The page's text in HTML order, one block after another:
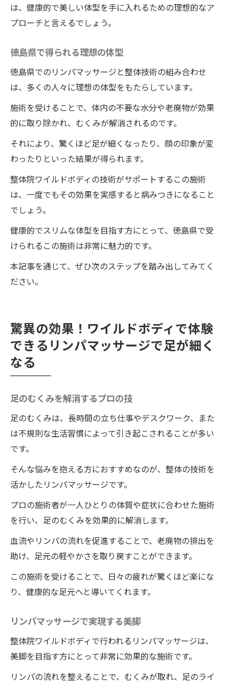
は、健康的で美しい体型を手に入れるための理想的なア
プローチと言えるでしょう。
徳島県で得られる理想の体型
徳島県でのリンパマッサージと整体技術の組み合わせ
は、多くの人々に理想の体型をもたらしています。
施術を受けることで、体内の不要な水分や老廃物が効果
的に取り除かれ、むくみが解消されるのです。
それにより、驚くほど足が細くなったり、顔の印象が変
わったりといった結果が得られます。
整体院ワイルドボディの技術がサポートするこの施術
は、一度でもその効果を実感すると病みつきになること
でしょう。
健康的でスリムな体型を目指す方にとって、徳島県で受
けられるこの施術は非常に魅力的です。
本記事を通じて、ぜひ次のステップを踏み出してみてく
ださい。
驚異の効果！ワイルドボディで体験
できるリンパマッサージで足が細く
なる
足のむくみを解消するプロの技
足のむくみは、長時間の立ち仕事やデスクワーク、また
は不規則な生活習慣によって引き起こされることが多い
です。
そんな悩みを抱える方におすすめなのが、整体の技術を
活かしたリンパマッサージです。
プロの施術者が一人ひとりの体質や症状に合わせた施術
を行い、足のむくみを効果的に解消します。
血流やリンパの流れを促進することで、老廃物の排出を
助け、足元の軽やかさを取り戻すことができます。
この施術を受けることで、日々の疲れが驚くほど楽にな
り、健康的な足元へと導いてくれます。
リンパマッサージで実現する美脚
整体院ワイルドボディで行われるリンパマッサージは、
美脚を目指す方にとって非常に効果的な施術です。
リンパの流れを整えることで、むくみが取れ、足のライ